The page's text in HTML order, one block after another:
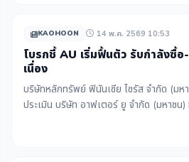
KAOHOON 14 พ.ค. 2569 10:53
โบรกชี้ AU เริ่มฟื้นตัว รับกำลังซื้
เนื่อง
บริษัทหลักทรัพย์ ฟินันเซีย ไซรัส จำกัด (มหา
ประเมิน บริษัท อาฟเตอร์ ยู จำกัด (มหาชน)
1/2569 มีกำไรสุทธิอยู่ที่ 54 ล้านบาท เพิ่ม